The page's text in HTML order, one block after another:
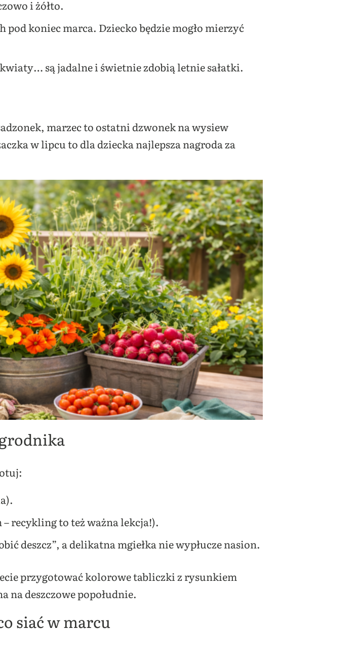
i żółto.
pod koniec marca. Dziecko będzie mogło mierzyć
są jadalne i świetnie zdobią letnie sałatki.
marzec to ostatni dzwonek na wysiew
w lipcu to dla dziecka najlepsza nagroda za
recykling to też ważna lekcja!).
deszcz”, a delikatna mgiełka nie wypłucze nasion.
przygotować kolorowe tabliczki z rysunkiem
na deszczowe popołudnie.
siać w marcu